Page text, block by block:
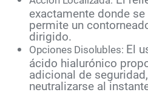
exactamente donde
permite un
dirigido.
Opciones Disolubles: El
ácido hialurónico
adicional de
neutralizarse al